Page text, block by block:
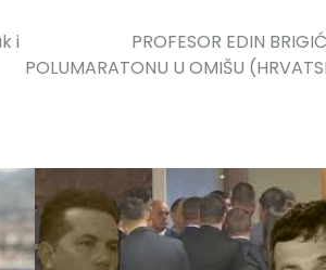
i
PROFESOR EDIN
POLUMARATONU U OMIŠU